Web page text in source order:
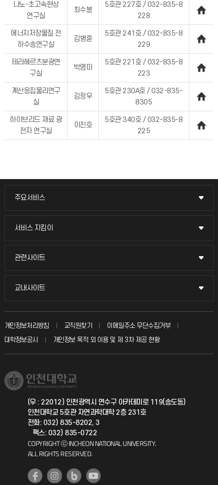
나노-초고속현상
연구실
최수봉
5호관 227호 / 032-835-8
228
에너지저장물질 전
하수송연구실
김병훈
5호관 241호 / 032-835-8
229
테라헤르츠분광연
구실
박영미
5호관 221호 / 032-835-8
223
계산응집물리연구
실
김정우
5호관 230A호 / 032-835-
8305
하이브리드 재료 광
전자 연구실
이진호
5호관 340호 / 032-835-8
225
주요서비스
주요서비스
교무회의방송
입학안내
취업정보(학생)
서비스 지킴이
서비스 지킴이
묻고 답하기
칭찬마당
학생서비스 지킴이
관련사이트
관련사이트
국방헬프콜
총동문회
교내사이트
교내사이트
교수회
교육혁신본부
국제지원과
공자아카데미
기초교육원
개인정보처리방침 교직원찾기
이메일주소 무단수집거부
대학정보공시
개인정보 목적 외 이용 및 제 3차 제공 현황
(우 : 22012) 인천광역시 연수구 아카데미로 119(송도동)
인천대학교 5호관 자연과학대학 2층 231호
전화: 032) 835-8202, 3
팩스: 032) 835-0722
COPYRIGHT ⓒ INCHEON NATIONAL UNIVERSITY.
ALL RIGHTS RESERVED.